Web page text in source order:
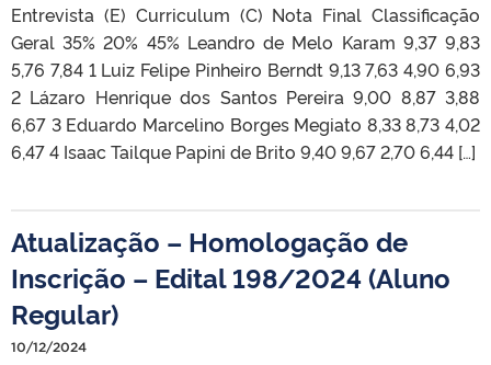
Entrevista (E) Curriculum (C) Nota Final Classificação
Geral 35% 20% 45% Leandro de Melo Karam 9,37 9,83
5,76 7,84 1 Luiz Felipe Pinheiro Berndt 9,13 7,63 4,90 6,93
2 Lázaro Henrique dos Santos Pereira 9,00 8,87 3,88
6,67 3 Eduardo Marcelino Borges Megiato 8,33 8,73 4,02
6,47 4 Isaac Tailque Papini de Brito 9,40 9,67 2,70 6,44 […]
Atualização – Homologação de
Inscrição – Edital 198/2024 (Aluno
Regular)
10/12/2024